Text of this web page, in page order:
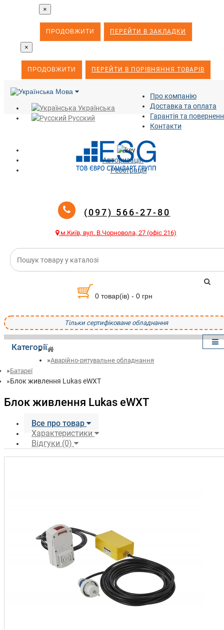
×
ПРОДОВЖИТИ ПЕРЕЙТИ В ЗАКЛАДКИ
×
ПРОДОВЖИТИ ПЕРЕЙТИ В ПОРІВНЯННЯ ТОВАРІВ
Мова
Українська
Русский
Про компанію
Доставка та оплата
Гарантія та
Контакти
Авторизація
Реєстрація
(097) 566-27-80
м.Київ, вул. В.Чорновола, 27 (офіс 216)
0 товар(ів) - 0 грн
Тільки сертифіковане обладнання
Категорії
Аварійно-рятувальне обладнання
Батареї
Блок живлення Lukas eWXT
Блок живлення Lukas eWXT
Все про товар
Характеристики
Відгуки (0)